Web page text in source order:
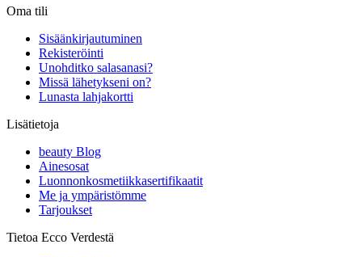
Oma tili
Sisäänkirjautuminen
Rekisteröinti
Unohditko salasanasi?
Missä lähetykseni on?
Lunasta lahjakortti
Lisätietoja
beauty Blog
Ainesosat
Luonnonkosmetiikkasertifikaatit
Me ja ympäristömme
Tarjoukset
Tietoa Ecco Verdestä